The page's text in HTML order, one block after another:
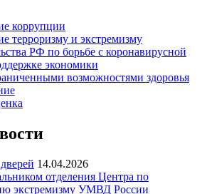
коррупции
терроризму и экстремизму
РФ по борьбе с коронавирусной
экономики
возможностями здоровья
14.04.2026
отделения Центра по
экстремизму УМВД России